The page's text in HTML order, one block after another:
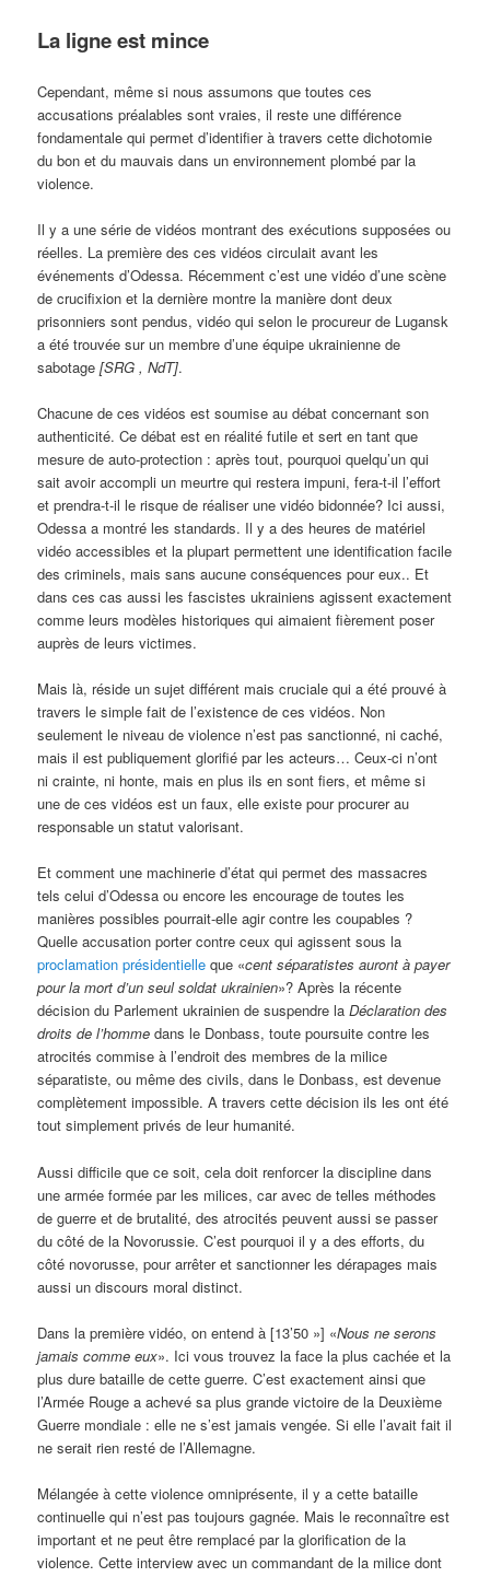
La ligne est mince
Cependant, même si nous assumons que toutes ces
accusations préalables sont vraies, il reste une différence
fondamentale qui permet d’identifier à travers cette dichotomie
du bon et du mauvais dans un environnement plombé par la
violence.
Il y a une série de vidéos montrant des exécutions supposées ou
réelles. La première des ces vidéos circulait avant les
événements d’Odessa. Récemment c’est une vidéo d’une scène
de crucifixion et la dernière montre la manière dont deux
prisonniers sont pendus, vidéo qui selon le procureur de Lugansk
a été trouvée sur un membre d’une équipe ukrainienne de
sabotage [SRG , NdT].
Chacune de ces vidéos est soumise au débat concernant son
authenticité. Ce débat est en réalité futile et sert en tant que
mesure de auto-protection : après tout, pourquoi quelqu’un qui
sait avoir accompli un meurtre qui restera impuni, fera-t-il l’effort
et prendra-t-il le risque de réaliser une vidéo bidonnée? Ici aussi,
Odessa a montré les standards. Il y a des heures de matériel
vidéo accessibles et la plupart permettent une identification facile
des criminels, mais sans aucune conséquences pour eux.. Et
dans ces cas aussi les fascistes ukrainiens agissent exactement
comme leurs modèles historiques qui aimaient fièrement poser
auprès de leurs victimes.
Mais là, réside un sujet différent mais cruciale qui a été prouvé à
travers le simple fait de l’existence de ces vidéos. Non
seulement le niveau de violence n’est pas sanctionné, ni caché,
mais il est publiquement glorifié par les acteurs… Ceux-ci n’ont
ni crainte, ni honte, mais en plus ils en sont fiers, et même si
une de ces vidéos est un faux, elle existe pour procurer au
responsable un statut valorisant.
Et comment une machinerie d’état qui permet des massacres
tels celui d’Odessa ou encore les encourage de toutes les
manières possibles pourrait-elle agir contre les coupables ?
Quelle accusation porter contre ceux qui agissent sous la
proclamation présidentielle que «cent séparatistes auront à payer
pour la mort d’un seul soldat ukrainien»? Après la récente
décision du Parlement ukrainien de suspendre laDéclaration des
droits de l’homme dans le Donbass, toute poursuite contre les
atrocités commise à l’endroit des membres de la milice
séparatiste, ou même des civils, dans le Donbass, est devenue
complètement impossible. A travers cette décision ils les ont été
tout simplement privés de leur humanité.
Aussi difficile que ce soit, cela doit renforcer la discipline dans
une armée formée par les milices, car avec de telles méthodes
de guerre et de brutalité, des atrocités peuvent aussi se passer
du côté de la Novorussie. C’est pourquoi il y a des efforts, du
côté novorusse, pour arrêter et sanctionner les dérapages mais
aussi un discours moral distinct.
Dans la première vidéo, on entend à [13’50 »] «Nous ne serons
jamais comme eux». Ici vous trouvez la face la plus cachée et la
plus dure bataille de cette guerre. C’est exactement ainsi que
l’Armée Rouge a achevé sa plus grande victoire de la Deuxième
Guerre mondiale : elle ne s’est jamais vengée. Si elle l’avait fait il
ne serait rien resté de l’Allemagne.
Mélangée à cette violence omniprésente, il y a cette bataille
continuelle qui n’est pas toujours gagnée. Mais le reconnaître est
important et ne peut être remplacé par la glorification de la
violence. Cette interview avec un commandant de la milice dont